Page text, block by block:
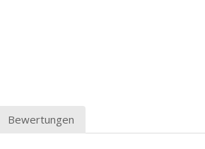
Bewertungen